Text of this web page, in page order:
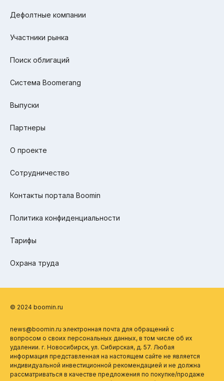
Дефолтные компании
Участники рынка
Поиск облигаций
Система Boomerang
Выпуски
Партнеры
О проекте
Сотрудничество
Контакты портала Boomin
Политика конфиденциальности
Тарифы
Охрана труда
© 2024 boomin.ru
news@boomin.ru электронная почта для обращений с
вопросом о своих персональных данных, в том числе об их
удалении. г. Новосибирск, ул. Сибирская, д. 57. Любая
информация представленная на настоящем сайте не является
индивидуальной инвестиционной рекомендацией и не должна
рассматриваться в качестве предложения по покупке/продаже